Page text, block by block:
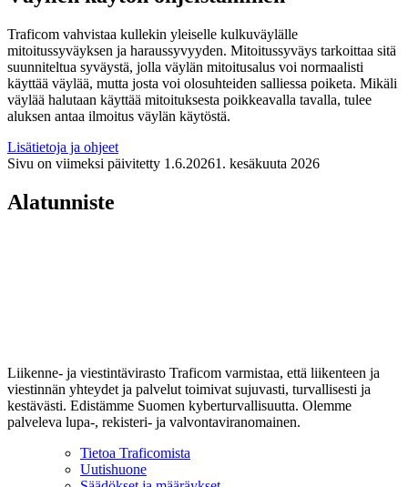
Traficom vahvistaa kullekin yleiselle kulkuväylälle
mitoitussyväyksen ja haraussyvyyden. Mitoitussyväys tarkoittaa sitä
suunniteltua syväystä, jolla väylän mitoitusalus voi normaalisti
käyttää väylää, mutta josta voi olosuhteiden salliessa poiketa. Mikäli
väylää halutaan käyttää mitoituksesta poikkeavalla tavalla, tulee
aluksen antaa ilmoitus väylän käytöstä.
Lisätietoja ja ohjeet
Sivu on viimeksi päivitetty 1.6.20261. kesäkuuta 2026
Alatunniste
Liikenne- ja viestintävirasto Traficom varmistaa, että liikenteen ja
viestinnän yhteydet ja palvelut toimivat sujuvasti, turvallisesti ja
kestävästi. Edistämme Suomen kyberturvallisuutta. Olemme
palveleva lupa-, rekisteri- ja valvontaviranomainen.
Tietoa Traficomista
Uutishuone